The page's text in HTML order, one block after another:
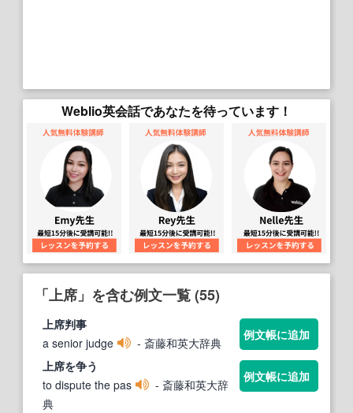
Weblio英会話であなたを待っています！
「上席」を含む例文一覧 (55)
上席判事
a senior judge
- 斎藤和英大辞典
例文帳に追加
上席を争う
to dispute the pas
- 斎藤和英大辞
典
例文帳に追加